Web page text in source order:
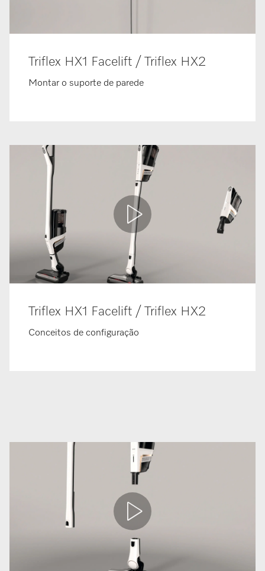
Triflex HX1 Facelift / Triflex HX2
Montar o suporte de parede
Triflex HX1 Facelift / Triflex HX2
Conceitos de configuração